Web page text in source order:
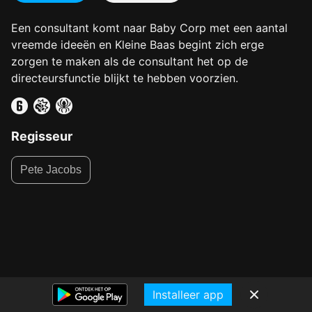
Een consultant komt naar Baby Corp met een aantal
vreemde ideeën en Kleine Baas begint zich erge
zorgen te maken als de consultant het op de
directeursfunctie blijkt te hebben voorzien.
Regisseur
Pete Jacobs
Installeer app